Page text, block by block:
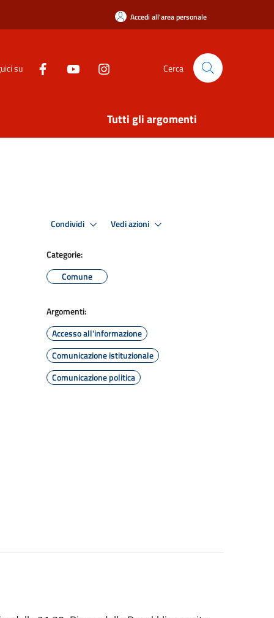
Accedi all'area personale
su Cerca
Tutti gli argomenti
Condividi Vedi azioni
Categorie:
Comune
Argomenti:
Accesso all'informazione
Comunicazione istituzionale
Comunicazione politica